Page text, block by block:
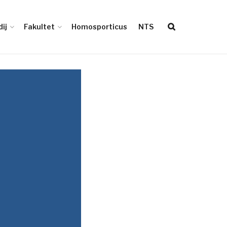
Fakultet Homosporticus NTS